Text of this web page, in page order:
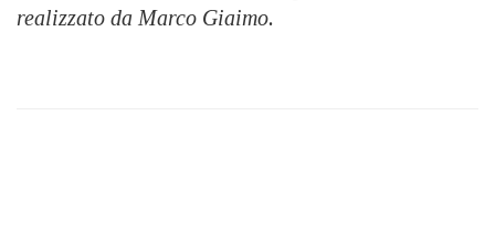
realizzato da Marco Giaimo.